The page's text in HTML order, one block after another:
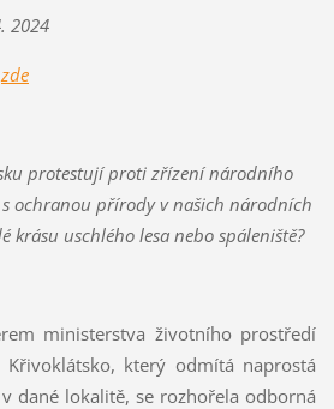
2024
zde
protestují proti zřízení národního
s ochranou přírody v našich národních
krásu uschlého lesa nebo spáleniště?
ministerstva životního prostředí
který odmítá naprostá
dané lokalitě, se rozhořela odborná